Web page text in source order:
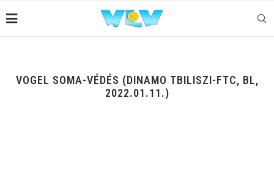
VOGEL SOMA-VÉDÉS (DINAMO TBILISZI-FTC, BL,
2022.01.11.)